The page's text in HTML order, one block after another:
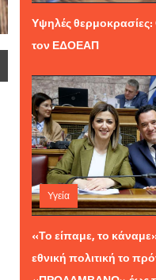
Πέμπτη 06
Υψηλές
τον ΕΔΟΕΑΠ
Υγεία
Σάββατο 01
«Το είπαμε, το
εθνική πολιτική το